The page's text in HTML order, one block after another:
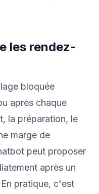
les rendez-
bloquée
après chaque
la préparation, le
marge de
peut proposer
après un
pratique, c'est